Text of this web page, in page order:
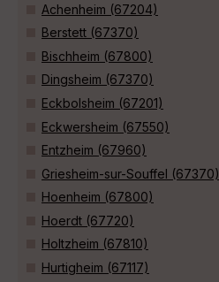
Achenheim (67204)
Berstett (67370)
Bischheim (67800)
Dingsheim (67370)
Eckbolsheim (67201)
Eckwersheim (67550)
Entzheim (67960)
Griesheim-sur-Souffel (67370)
Hoenheim (67800)
Hoerdt (67720)
Holtzheim (67810)
Hurtigheim (67117)